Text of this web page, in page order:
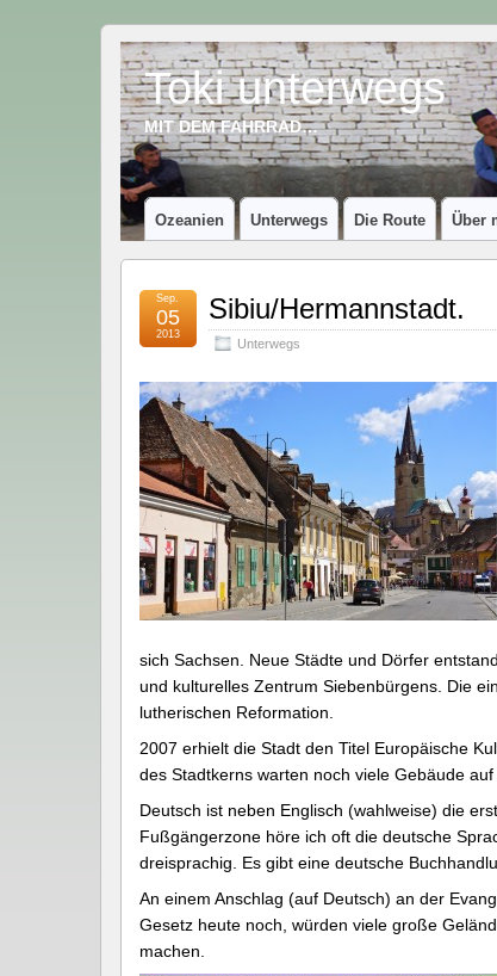
Toki unterwegs
MIT DEM FAHRRAD…
Ozeanien Unterwegs Die Route Über
Sibiu/Hermannstadt.
Unterwegs
Sep.
05
2013
sich Sachsen. Neue Städte und Dörfer
und kulturelles Zentrum Siebenbürgens. Die
lutherischen Reformation.
2007 erhielt die Stadt den Titel Europäische
des Stadtkerns warten noch viele Gebäude auf
Deutsch ist neben Englisch (wahlweise) die
Fußgängerzone höre ich oft die deutsche
dreisprachig. Es gibt eine deutsche
An einem Anschlag (auf Deutsch) an der
Gesetz heute noch, würden viele große
machen.